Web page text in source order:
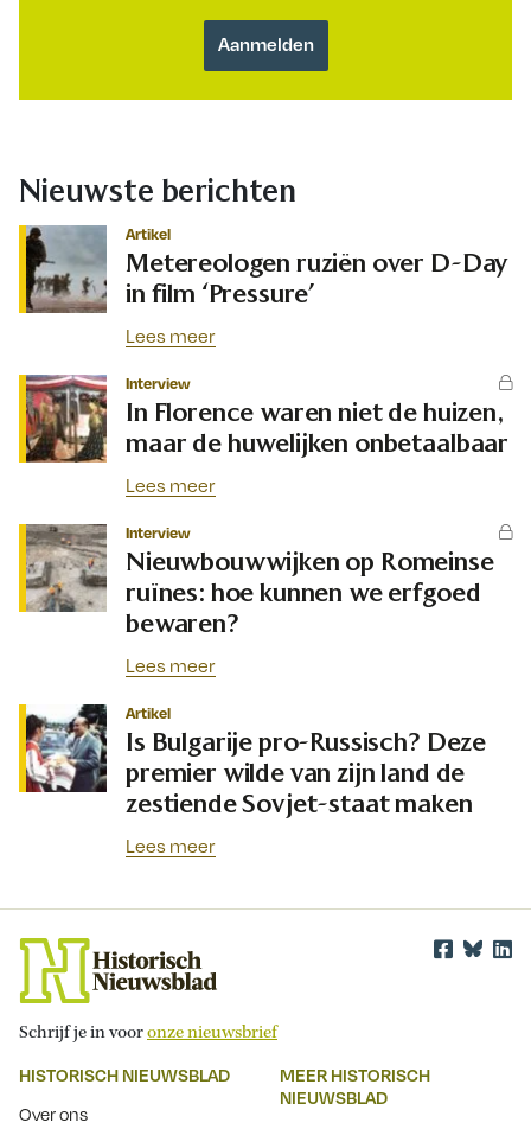
Nieuwste berichten
Artikel
Metereologen ruziën over D-Day
in film ‘Pressure’
Lees meer
Interview
In Florence waren niet de huizen,
maar de huwelijken onbetaalbaar
Lees meer
Interview
Nieuwbouwwijken op Romeinse
ruïnes: hoe kunnen we erfgoed
bewaren?
Lees meer
Artikel
Is Bulgarije pro-Russisch? Deze
premier wilde van zijn land de
zestiende Sovjet-staat maken
Lees meer
Schrijf je in vooronze nieuwsbrief
HISTORISCH NIEUWSBLAD
Over ons
MEER HISTORISCH
NIEUWSBLAD